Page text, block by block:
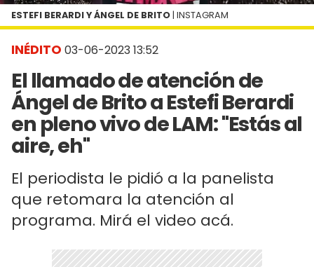
INÉDITO 03-06-2023 13:52
El llamado de atención de
Ángel de Brito a Estefi Berardi
en pleno vivo de LAM: "Estás al
aire, eh"
El periodista le pidió a la panelista
que retomara la atención al
programa. Mirá el video acá.
ESTEFI BERARDI Y ÁNGEL DE BRITO | INSTAGRAM